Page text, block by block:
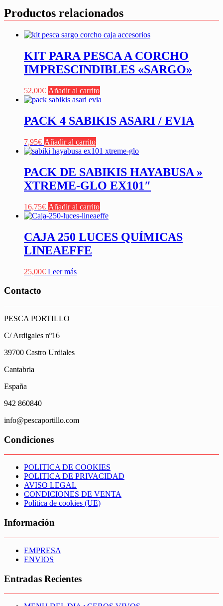
Productos relacionados
KIT PARA PESCA A CORCHO
IMPRESCINDIBLES «SARGO»
52,00€ Añadir al carrito
PACK 4 SABIKIS ASARI / EVIA
7,95€ Añadir al carrito
PACK DE SABIKIS HAYABUSA »
XTREME-GLO EX101″
16,75€ Añadir al carrito
CAJA 250 LUCES QUÍMICAS
LINEAEFFE
25,00€ Leer más
Contacto
PESCA PORTILLO
C/ Ardigales nº16
39700 Castro Urdiales
Cantabria
España
942 860840
info@pescaportillo.com
Condiciones
POLITICA DE COOKIES
POLITICA DE PRIVACIDAD
AVISO LEGAL
CONDICIONES DE VENTA
Política de cookies (UE)
Información
EMPRESA
ENVIOS
Entradas Recientes